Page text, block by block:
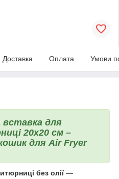
Доставка Оплата Умови
вставка для
20x20 см –
для Air Fryer
без олії—